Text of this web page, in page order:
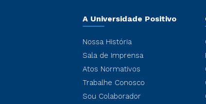
A Universidade Positivo
Nossa História
Sala de Imprensa
Atos Normativos
Trabalhe Conosco
Sou Colaborador